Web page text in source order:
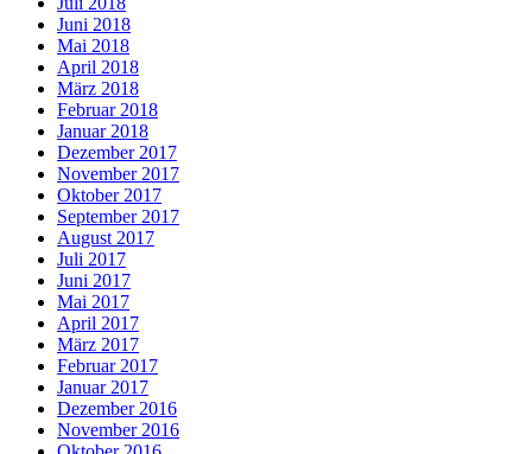
Juni 2018
Mai 2018
April 2018
März 2018
Februar 2018
Januar 2018
Dezember 2017
November 2017
Oktober 2017
September 2017
August 2017
Juli 2017
Juni 2017
Mai 2017
April 2017
März 2017
Februar 2017
Januar 2017
Dezember 2016
November 2016